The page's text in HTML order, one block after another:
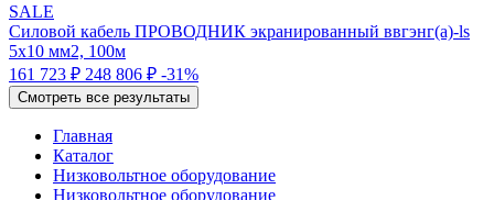
SALE
Силовой кабель ПРОВОДНИК экранированный ввгэнг(a)-ls
5x10 мм2, 100м
161 723 ₽ 248 806 ₽ -31%
Смотреть все результаты
Главная
Каталог
Низковольтное оборудование
Низковольтное оборудование